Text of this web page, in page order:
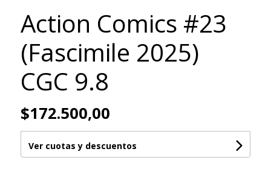
Action Comics #23
(Fascimile 2025)
CGC 9.8
$172.500,00
Ver cuotas y descuentos